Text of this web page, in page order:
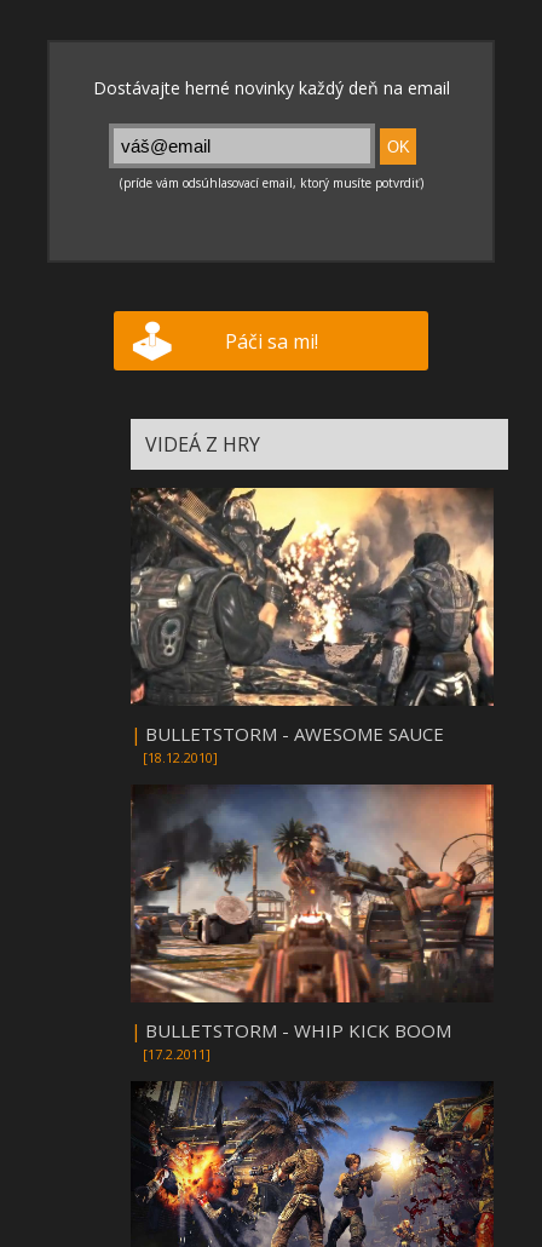
Páči sa mi!
VIDEÁ Z HRY
| BULLETSTORM - AWESOME SAUCE
[18.12.2010]
| BULLETSTORM - WHIP KICK BOOM
[17.2.2011]